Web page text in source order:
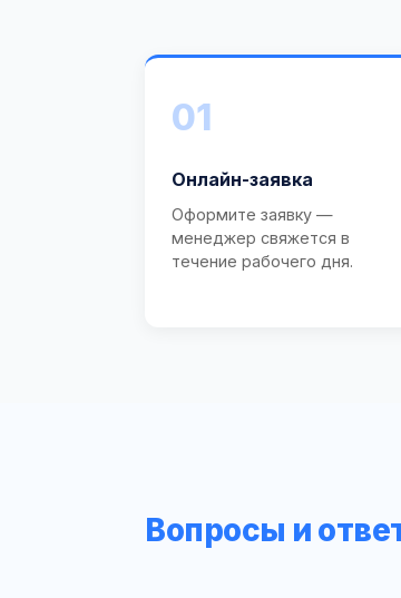
01
Онлайн-заявка
Оформите заявку —
менеджер свяжется в
течение рабочего дня.
Вопросы и